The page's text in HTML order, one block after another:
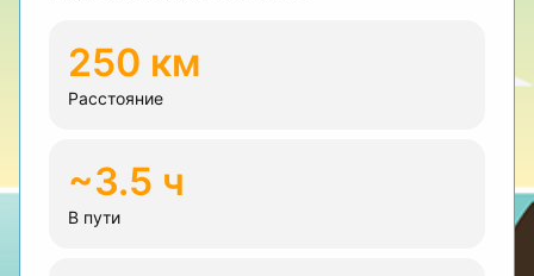
250 км
Расстояние
~3.5 ч
В пути